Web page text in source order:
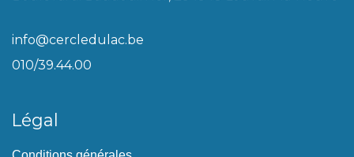
info@cercledulac.be
010/39.44.00
Légal